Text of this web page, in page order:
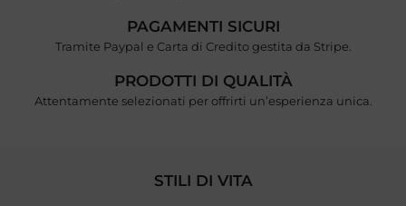
PAGAMENTI SICURI
Tramite Paypal e Carta di Credito gestita da Stripe.
PRODOTTI DI QUALITÀ
Attentamente selezionati per offrirti un’esperienza unica.
STILI DI VITA